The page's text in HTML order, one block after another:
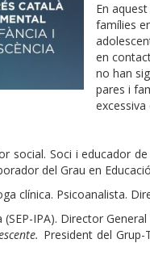
En
famílies
en
no han
pares i
social. Soci i educador
del Grau en
clínica. Psicoanalista.
(SEP-IPA). Director
President del